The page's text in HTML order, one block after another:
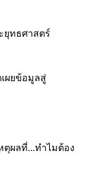
ยุทธศาสตร์
เผยข้อมูลสู่
ตุผลที่...ทำไมต้อง